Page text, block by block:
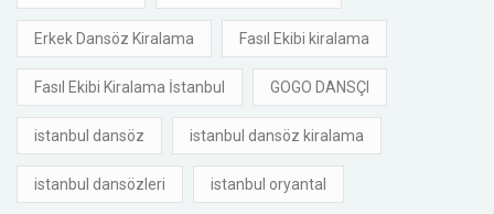
Erkek Dansöz Kiralama Fasıl Ekibi kiralama
Fasıl Ekibi Kiralama İstanbul GOGO DANSÇI
istanbul dansöz istanbul dansöz kiralama
istanbul dansözleri istanbul oryantal